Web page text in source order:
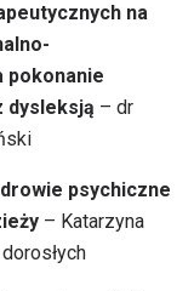
na
pokonanie
dysleksją – dr
psychiczne
– Katarzyna